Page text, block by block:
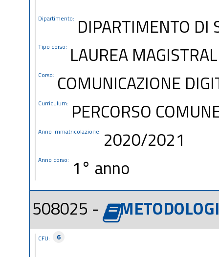
Dipartimento: DIPARTIMENTO DI
Tipo corso: LAUREA
Corso: COMUNICAZIONE
Curriculum: PERCORSO
Anno immatricolazione: 2020/2021
Anno corso: 1° anno
508025 -
CFU: 6